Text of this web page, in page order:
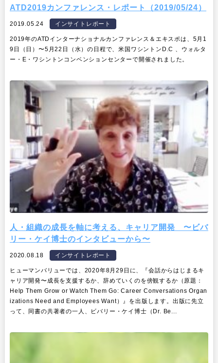
ATD2019カンファレンス・レポート（2019/05/24）
2019.05.24 インサイトレポート
2019年のATDインターナショナルカンファレンス＆エキスポは、5月1
9日（日）〜5月22日（水）の日程で、米国ワシントンD.C 、ウォルタ
ー・E・ワシントンコンベンションセンターで開催されました。
人・組織の成長を軸に考える、キャリア開発 〜ビバ
リー・ケイ博士のインタビューから〜
2020.08.18 インサイトレポート
ヒューマンバリューでは、2020年8月29日に、『会話からはじまるキ
ャリア開発〜成長を支援するか、辞めていくのを傍観するか（原題：
Help Them Grow or Watch Them Go: Career Conversations Organ
izations Need and Employees Want）』を出版します。出版に先立
って、同書の共著者の一人、ビバリー・ケイ博士（Dr. Be...